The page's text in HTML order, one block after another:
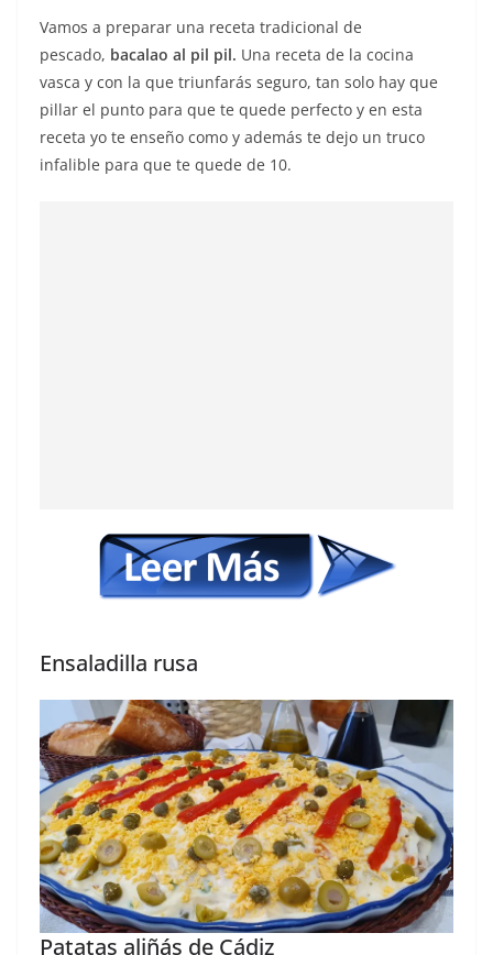
Vamos a preparar una receta tradicional de
pescado, bacalao al pil pil. Una receta de la cocina
vasca y con la que triunfarás seguro, tan solo hay que
pillar el punto para que te quede perfecto y en esta
receta yo te enseño como y además te dejo un truco
infalible para que te quede de 10.
Ensaladilla rusa
Patatas aliñás de Cádiz